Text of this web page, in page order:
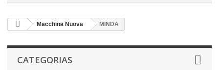
Macchina Nuova MINDA
CATEGORIAS